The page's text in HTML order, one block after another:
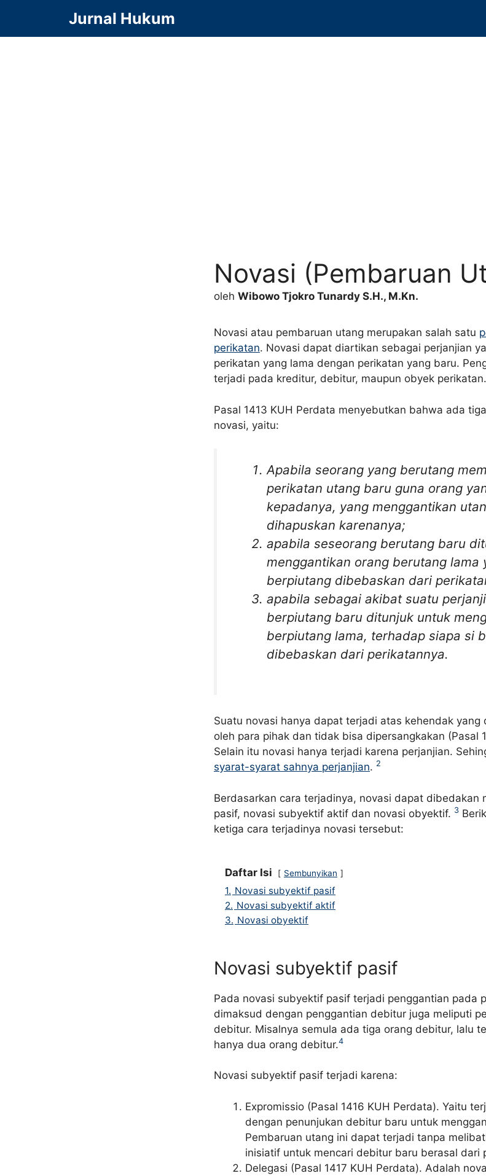
isi
Jurnal Hukum
Novasi (Pembaruan
oleh Wibowo Tjokro Tunardy S.H., M.Kn.
Novasi atau pembaruan utang merupakan salah satu
perikatan. Novasi dapat diartikan sebagai perjanjian
perikatan yang lama dengan perikatan yang baru.
terjadi pada kreditur, debitur, maupun obyek perikatan.
Pasal 1413 KUH Perdata menyebutkan bahwa ada
novasi, yaitu:
Apabila seorang yang berutang
perikatan utang baru guna orang
kepadanya, yang menggantikan
dihapuskan karenanya;
apabila seseorang berutang baru
menggantikan orang berutang lama
berpiutang dibebaskan dari
apabila sebagai akibat suatu
berpiutang baru ditunjuk untuk
berpiutang lama, terhadap siapa si
dibebaskan dari perikatannya.
Suatu novasi hanya dapat terjadi atas kehendak yang
oleh para pihak dan tidak bisa dipersangkakan (Pasal
Selain itu novasi hanya terjadi karena perjanjian.
syarat-syarat sahnya perjanjian. 2
Berdasarkan cara terjadinya, novasi dapat dibedakan
pasif, novasi subyektif aktif dan novasi obyektif. 3
ketiga cara terjadinya novasi tersebut:
Daftar Isi Sembunyikan
1. Novasi subyektif pasif
2. Novasi subyektif aktif
3. Novasi obyektif
Novasi subyektif pasif
Pada novasi subyektif pasif terjadi penggantian pada
dimaksud dengan penggantian debitur juga meliputi
debitur. Misalnya semula ada tiga orang debitur, lalu
hanya dua orang debitur.4
Novasi subyektif pasif terjadi karena:
Expromissio (Pasal 1416 KUH Perdata). Yaitu
dengan penunjukan debitur baru untuk
Pembaruan utang ini dapat terjadi tanpa
inisiatif untuk mencari debitur baru berasal dari
Delegasi (Pasal 1417 KUH Perdata). Adalah